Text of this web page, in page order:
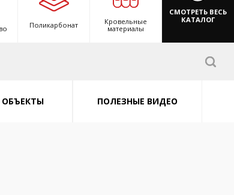
Поликарбонат
Кровельные
материалы
СМОТРЕТЬ ВЕСЬ
КАТАЛОГ
ПОЛЕЗНЫЕ ВИДЕО